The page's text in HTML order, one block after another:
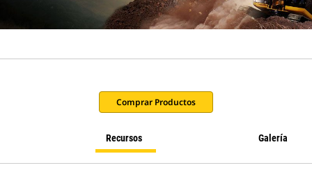
Comprar Productos
Recursos Galería